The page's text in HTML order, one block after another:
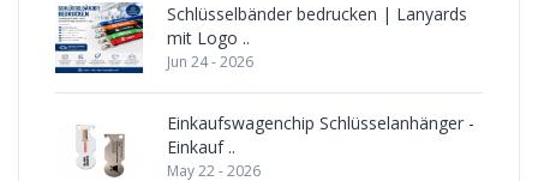
Schlüsselbänder bedrucken | Lanyards
mit Logo ..
Jun 24 - 2026
Einkaufswagenchip Schlüsselanhänger -
Einkauf ..
May 22 - 2026